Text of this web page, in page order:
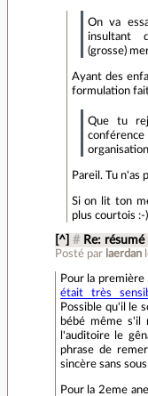
On va
insultant
(grosse)
Ayant des
formulation
Que tu
Pareil. Tu n'as
Si on lit ton
plus courtois :-)
[^] # Re: résumé
Posté par laerdan
Pour la
était très
Possible qu'il le
bébé même s'il
l'auditoire le
phrase de
sincère sans
Pour la 2eme